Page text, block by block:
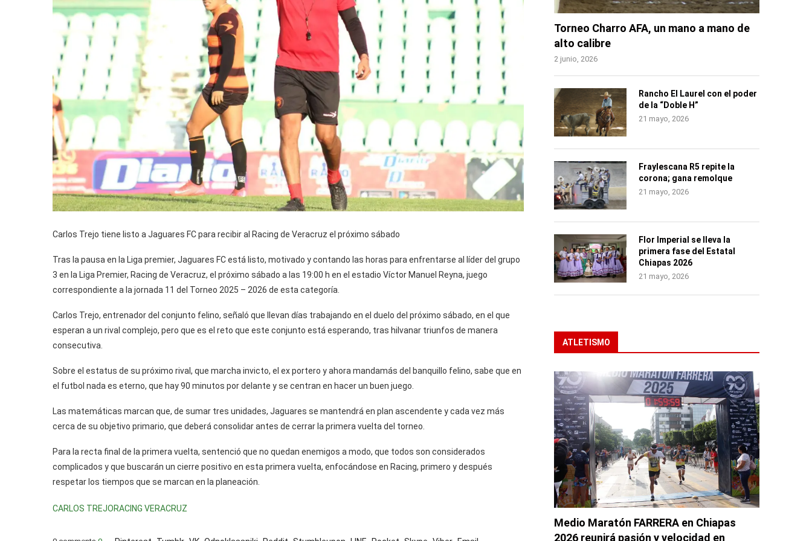
Carlos Trejo tiene listo a Jaguares FC para recibir al Racing de Veracruz el próximo sábado
Tras la pausa en la Liga premier, Jaguares FC está listo, motivado y contando las horas para enfrentarse al líder del grupo
3 en la Liga Premier, Racing de Veracruz, el próximo sábado a las 19:00 h en el estadio Víctor Manuel Reyna, juego
correspondiente a la jornada 11 del Torneo 2025 – 2026 de esta categoría.
Carlos Trejo, entrenador del conjunto felino, señaló que llevan días trabajando en el duelo del próximo sábado, en el que
esperan a un rival complejo, pero que es el reto que este conjunto está esperando, tras hilvanar triunfos de manera
consecutiva.
Sobre el estatus de su próximo rival, que marcha invicto, el ex portero y ahora mandamás del banquillo felino, sabe que en
el futbol nada es eterno, que hay 90 minutos por delante y se centran en hacer un buen juego.
Las matemáticas marcan que, de sumar tres unidades, Jaguares se mantendrá en plan ascendente y cada vez más
cerca de su objetivo primario, que deberá consolidar antes de cerrar la primera vuelta del torneo.
Para la recta final de la primera vuelta, sentenció que no quedan enemigos a modo, que todos son considerados
complicados y que buscarán un cierre positivo en esta primera vuelta, enfocándose en Racing, primero y después
respetar los tiempos que se marcan en la planeación.
CARLOS TREJORACING VERACRUZ
Torneo Charro AFA, un mano a mano de
alto calibre
2 junio, 2026
Rancho El Laurel con el poder
de la “Doble H”
21 mayo, 2026
Fraylescana R5 repite la
corona; gana remolque
21 mayo, 2026
Flor Imperial se lleva la
primera fase del Estatal
Chiapas 2026
21 mayo, 2026
ATLETISMO
Medio Maratón FARRERA en Chiapas
2026 reunirá pasión y velocidad en